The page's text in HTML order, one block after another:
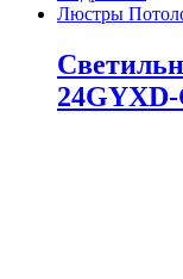
Люстры